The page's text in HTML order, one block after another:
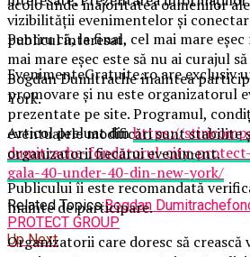
acolo unde majoritatea oamenilor
Pentru că, la final, cel mai mare eșec
mai mare eșec este să nu ai curajul
Bogdan Dumitrache înaintea
York.
Articol preluat dinhttps://
dumitrache-fondatorul-city-
gala-40-under-40-din-new-york/
Related Topics:Bogdan Dumitrache
PROTECT GROUP
Up Next
vizibilității evenimentelor și
publicul interesat.
EvenimenteGratuite.ro are exclusiv
promovare și nu este organizatorul
prezentate pe site. Programul,
eventualele modificări sunt stabilite
organizatorii fiecărui eveniment.
Publicului îi este recomandată
înainte de participare.
Organizatorii care doresc să